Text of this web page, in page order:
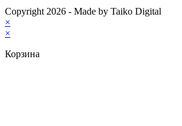
Copyright 2026 - Made by Taiko Digital
×
×
Корзина